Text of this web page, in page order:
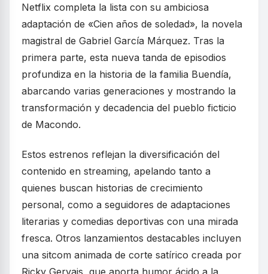
Netflix completa la lista con su ambiciosa
adaptación de «Cien años de soledad», la novela
magistral de Gabriel García Márquez. Tras la
primera parte, esta nueva tanda de episodios
profundiza en la historia de la familia Buendía,
abarcando varias generaciones y mostrando la
transformación y decadencia del pueblo ficticio
de Macondo.
Estos estrenos reflejan la diversificación del
contenido en streaming, apelando tanto a
quienes buscan historias de crecimiento
personal, como a seguidores de adaptaciones
literarias y comedias deportivas con una mirada
fresca. Otros lanzamientos destacables incluyen
una sitcom animada de corte satírico creada por
Ricky Gervais, que aporta humor ácido a la